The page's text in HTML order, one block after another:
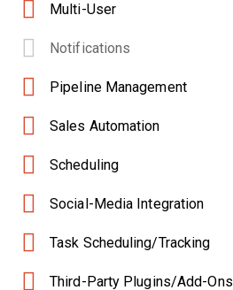
Multi-User
Notifications
Pipeline Management
Sales Automation
Scheduling
Social-Media Integration
Task Scheduling/Tracking
Third-Party Plugins/Add-Ons